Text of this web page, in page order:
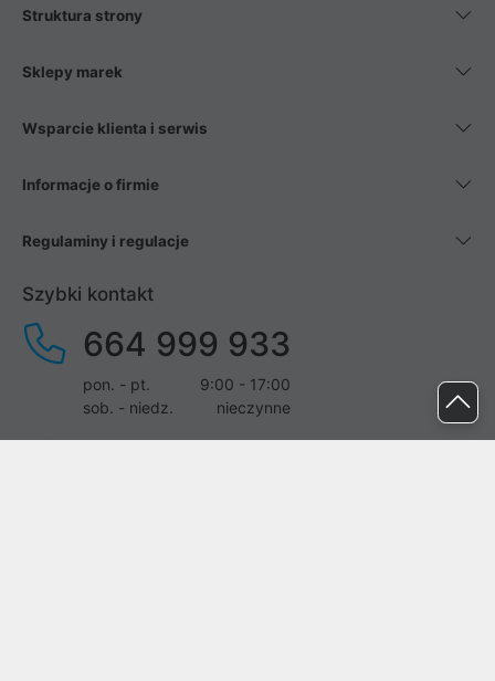
Struktura strony
Sklepy marek
Wsparcie klienta i serwis
Informacje o firmie
Regulaminy i regulacje
Szybki kontakt
664 999 933
pon. - pt.
9:00 - 17:00
sob. - niedz.
nieczynne